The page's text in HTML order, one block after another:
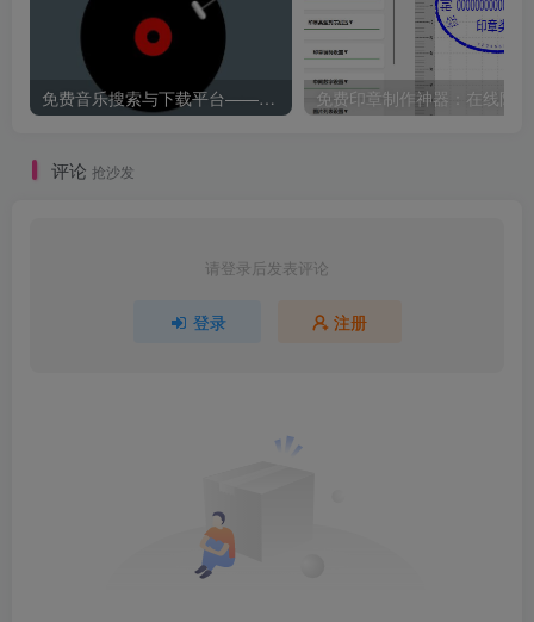
免费音乐搜索与下载平台——歌曲海，轻松找到你喜欢的歌！
评论 抢沙发
请登录后发表评论
登录 注册